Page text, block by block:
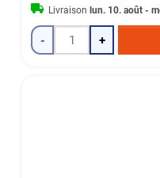
Livraisonlun. 10. août -
- +